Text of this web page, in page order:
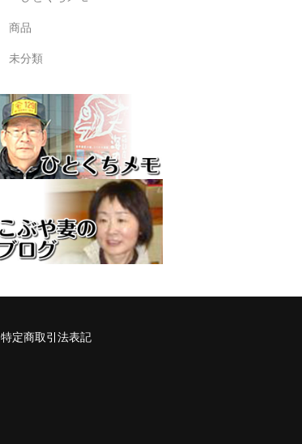
商品
未分類
特定商取引法表記